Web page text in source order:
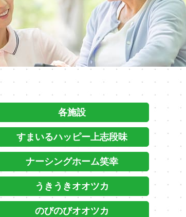
各施設
すまいるハッピー上志段味
ナーシングホーム笑幸
うきうきオオツカ
のびのびオオツカ